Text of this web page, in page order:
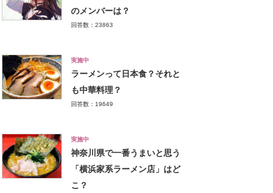
のメンバーは？
回答数：23863
実施中
ラーメンって日本食？それと
も中華料理？
回答数：19649
実施中
神奈川県で一番うまいと思う
「横浜家系ラーメン店」はど
こ？